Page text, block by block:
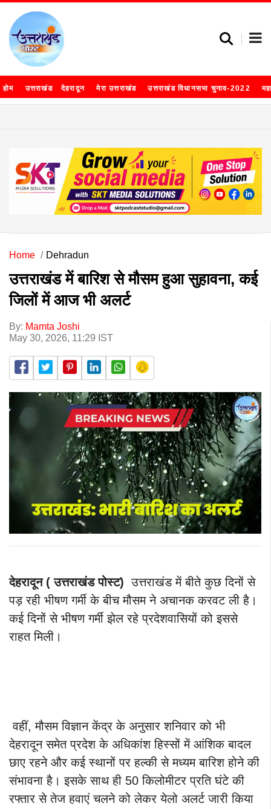
होम उत्तराखंड देहरादून मेरा उत्तराखंड उत्तराखंड विधानसभा चुनाव-2022
Home Dehradun
उत्तराखंड में बारिश से मौसम हुआ सुहावना, कई
जिलों में आज भी अलर्ट
By: Mamta Joshi
May 30, 2026, 11:29 IST
देहरादून ( उत्तराखंड पोस्ट) उत्तराखंड में बीते कुछ दिनों से
पड़ रही भीषण गर्मी के बीच मौसम ने अचानक करवट ली है।
कई दिनों से भीषण गर्मी झेल रहे प्रदेशवासियों को इससे
राहत मिली।
वहीं, मौसम विज्ञान केंद्र के अनुसार शनिवार को भी
देहरादून समेत प्रदेश के अधिकांश हिस्सों में आंशिक बादल
छाए रहने और कई स्थानों पर हल्की से मध्यम बारिश होने की
संभावना है। इसके साथ ही 50 किलोमीटर प्रति घंटे की
रफ्तार से तेज हवाएं चलने को लेकर येलो अलर्ट जारी किया